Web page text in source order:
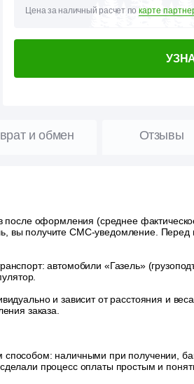
Цена за наличный расчет по карте
и обмен Отзывы
оформления (среднее
вы получите СМС-уведомление. Перед
автомобили «Газель»
и зависит от расстояния и
заказа.
наличными при получении,
сделали процесс оплаты простым и